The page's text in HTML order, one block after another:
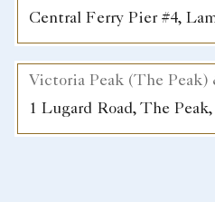
Central Ferry Pier #4,
Victoria Peak (The Peak)
1 Lugard Road, The